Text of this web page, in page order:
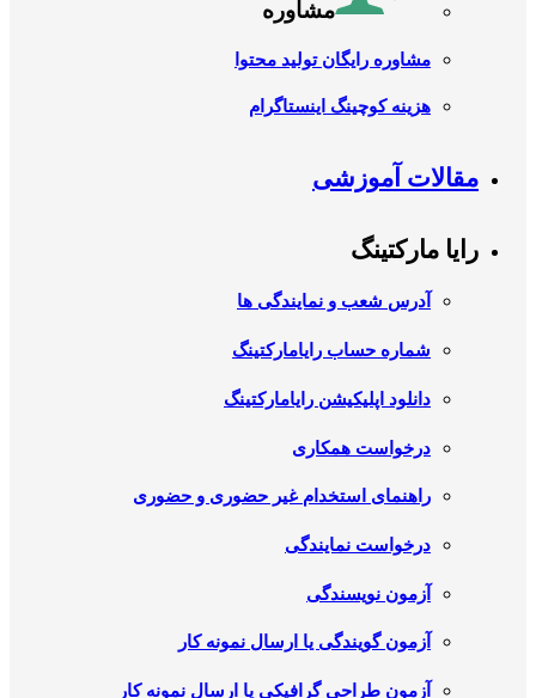
مشاوره
مشاوره رایگان تولید محتوا
هزینه کوچینگ اینستاگرام
مقالات آموزشی
رایا مارکتینگ
آدرس شعب و نمایندگی ها
شماره حساب رایامارکتینگ
دانلود اپلیکیشن رایامارکتینگ
درخواست همکاری
راهنمای استخدام غیر حضوری و حضوری
درخواست نمایندگی
آزمون نویسندگی
آزمون گویندگی یا ارسال نمونه کار
آزمون طراحی گرافیکی یا ارسال نمونه کار